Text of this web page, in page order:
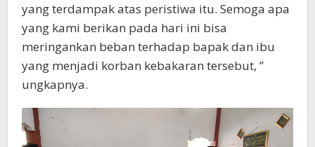
yang terdampak atas peristiwa itu. Semoga apa
yang kami berikan pada hari ini bisa
meringankan beban terhadap bapak dan ibu
yang menjadi korban kebakaran tersebut, ”
ungkapnya.